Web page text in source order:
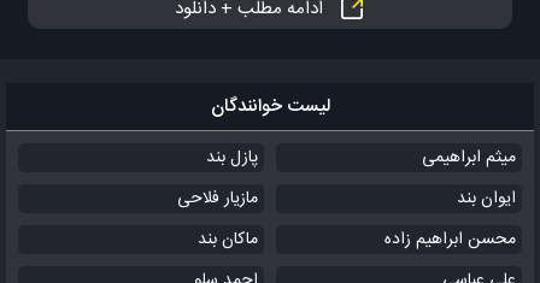
ادامه مطلب + دانلود
لیست خوانندگان
میثم ابراهیمی
پازل بند
ایوان بند
مازیار فلاحی
محسن ابراهیم زاده
ماکان بند